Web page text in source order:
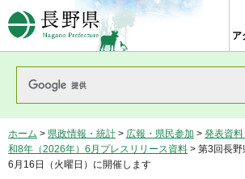
長野県Nagano Prefecture
ア
ホーム > 県政情報・統計 > 広報・県民参加 > 発表資料
和8年（2026年）6月プレスリリース資料 > 第3回長
6月16日（火曜日）に開催します